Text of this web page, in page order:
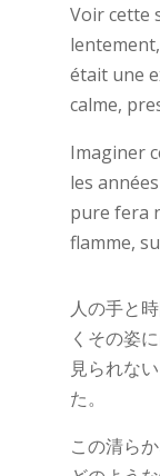
Voir cette
était une
calme,
Imaginer
les
pure fera
flamme,
人の手と
くその姿
見られな
た。
この清ら